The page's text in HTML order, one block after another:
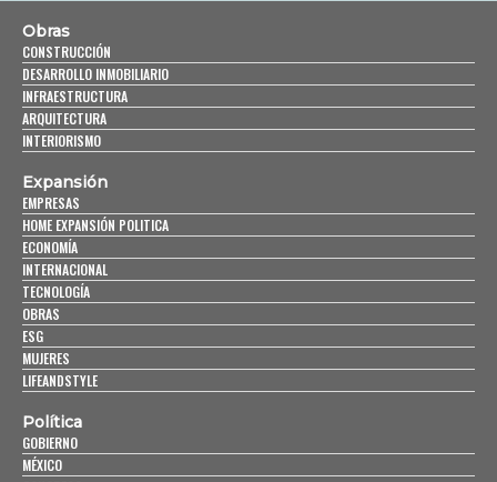
Obras
CONSTRUCCIÓN
DESARROLLO INMOBILIARIO
INFRAESTRUCTURA
ARQUITECTURA
INTERIORISMO
Expansión
EMPRESAS
HOME EXPANSIÓN POLITICA
ECONOMÍA
INTERNACIONAL
TECNOLOGÍA
OBRAS
ESG
MUJERES
LIFEANDSTYLE
Política
GOBIERNO
MÉXICO